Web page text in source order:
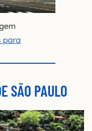
para
SÃO PAULO